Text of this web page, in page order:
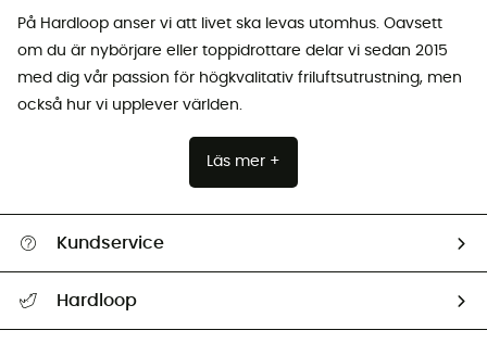
På Hardloop anser vi att livet ska levas utomhus. Oavsett
om du är nybörjare eller toppidrottare delar vi sedan 2015
med dig vår passion för högkvalitativ friluftsutrustning, men
också hur vi upplever världen.
Läs mer +
Kundservice
Hardloop